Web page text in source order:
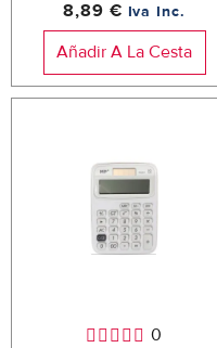
8,89 € Iva Inc.
Añadir A La Cesta
0